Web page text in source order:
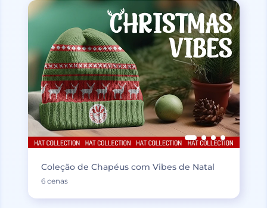
Coleção de Chapéus com Vibes de Natal
6 cenas